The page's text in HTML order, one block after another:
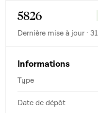
5826
Dernière mise à jour ·
Informations
Type
Date de dépôt